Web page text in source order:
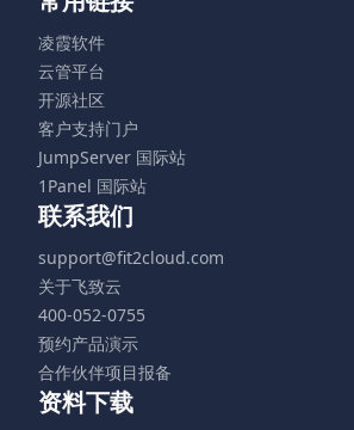
凌霞软件
云管平台
开源社区
客户支持门户
JumpServer 国际站
1Panel 国际站
联系我们
support@fit2cloud.com
关于飞致云
400-052-0755
预约产品演示
合作伙伴项目报备
资料下载